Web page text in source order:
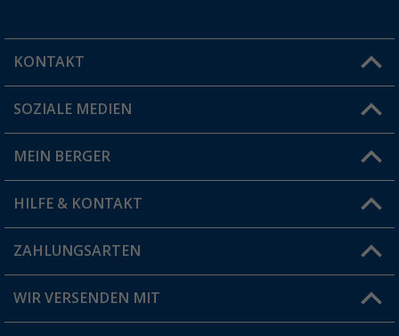
KONTAKT
Du hast eine Frage?
Filiale finden
SOZIALE MEDIEN
MEIN BERGER
Vorteilskarte
Blog
Jobs & Karriere
HILFE & KONTAKT
FAQ & Kontakt
Versandinformationen
ZAHLUNGSARTEN
WIR VERSENDEN MIT